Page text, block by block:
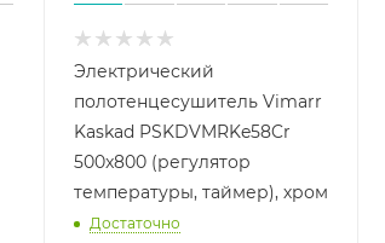
Электрический
полотенцесушитель Vimarr
Kaskad PSKDVMRKe58Cr
500x800 (регулятор
температуры, таймер), хром
Достаточно